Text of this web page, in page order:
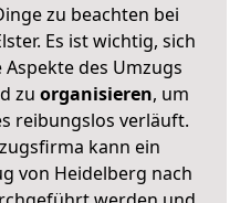
zu beachten bei
Es ist wichtig, sich
des Umzugs
zu organisieren, um
reibungslos verläuft.
kann ein
von Heidelberg nach